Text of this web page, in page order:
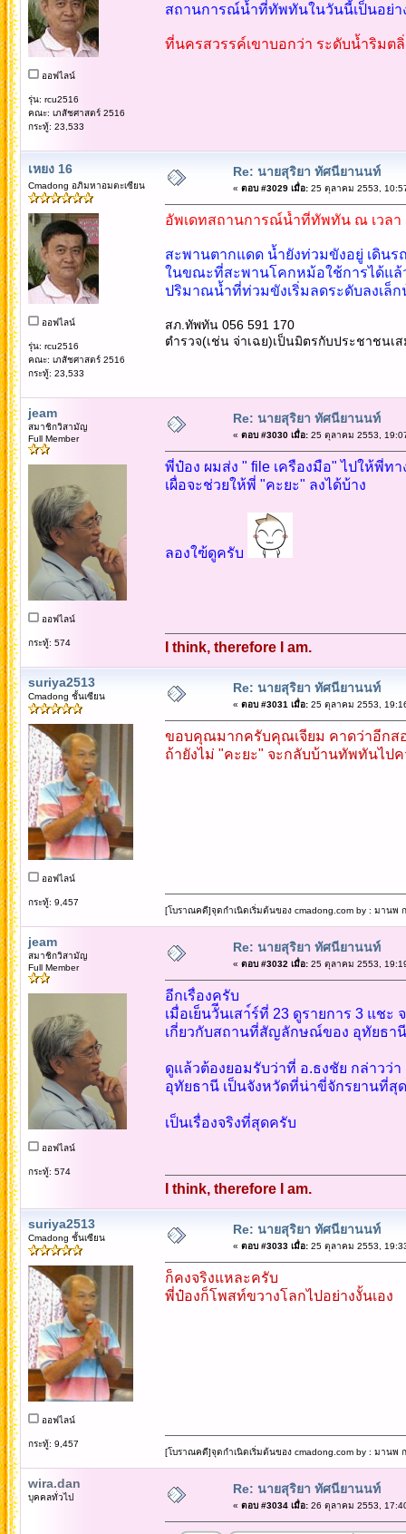
ออฟไลน์
รุ่น: rcu2516
คณะ: เภสัชศาสตร์ 2516
กระทู้: 23,533
สถานการณ์น้ำที่ทัพทันในวันนี้เป็นอย่า
ที่นครสวรรค์เขาบอกว่า ระดับน้ำริมต
เหยง 16
Cmadong อภิมหาอมตะเซียน
ออฟไลน์
รุ่น: rcu2516
คณะ: เภสัชศาสตร์ 2516
กระทู้: 23,533
Re: นายสุริยา ทัศนียานนท์
« ตอบ #3029 เมื่อ:25 ตุลาคม 2553,
อัพเดทสถานการณ์น้ำที่ทัพทัน ณ เวลา
สะพานตากแดด น้ำยังท่วมขังอยู่ เดินร
ในขณะที่สะพานโคกหม้อใช้การได้แล้
ปริมาณน้ำที่ท่วมขังเริ่มลดระดับลงเล็
สภ.ทัพทัน 056 591 170
ตำรวจ(เช่น จ่าเฉย)เป็นมิตรกับประชาชนเส
jeam
สมาชิกวิสามัญ
Full Member
ออฟไลน์
กระทู้: 574
Re: นายสุริยา ทัศนียานนท์
« ตอบ #3030 เมื่อ:25 ตุลาคม 2553,
พี่ป๋อง ผมส่ง " file เครืองมือ" ไปให้พี่ทา
เผื่อจะช่วยให้พี่ "คะยะ" ลงได้บ้าง
ลองใฃ้ดูครับ
I think, therefore I am.
suriya2513
Cmadong ชั้นเซียน
ออฟไลน์
กระทู้: 9,457
Re: นายสุริยา ทัศนียานนท์
« ตอบ #3031 เมื่อ:25 ตุลาคม 2553,
ขอบคุณมากครับคุณเจียม คาดว่าอีกส
ถ้ายังไม่ "คะยะ" จะกลับบ้านทัพทันไปค
[โบราณคดี]จุดกำเนิดเริ่มต้นของ cmadong.com by : มานพ
jeam
สมาชิกวิสามัญ
Full Member
ออฟไลน์
กระทู้: 574
Re: นายสุริยา ทัศนียานนท์
« ตอบ #3032 เมื่อ:25 ตุลาคม 2553,
อีกเรื่องครับ
เมื่อเย็นวัีนเสา์ร์ที่ 23 ดูรายการ 3 แชะ
เกี่ยวกับสถานที่สัญลักษณ์ของ อุทัยธานี
ดูแล้วต้องยอมรับว่าที่ อ.ธงชัย กล่าวว่า
อุทัยธานี เป็นจังหวัดที่น่าขี่จักรยานที่สุ
เป็นเรื่องจริงที่สุดครับ
I think, therefore I am.
suriya2513
Cmadong ชั้นเซียน
ออฟไลน์
กระทู้: 9,457
Re: นายสุริยา ทัศนียานนท์
« ตอบ #3033 เมื่อ:25 ตุลาคม 2553,
ก็คงจริงแหละครับ
พี่ป๋องก็โพสท์ขวางโลกไปอย่างงั้นเอง
[โบราณคดี]จุดกำเนิดเริ่มต้นของ cmadong.com by : มานพ
wira.dan
บุคคลทั่วไป
Re: นายสุริยา ทัศนียานนท์
« ตอบ #3034 เมื่อ:26 ตุลาคม 2553,